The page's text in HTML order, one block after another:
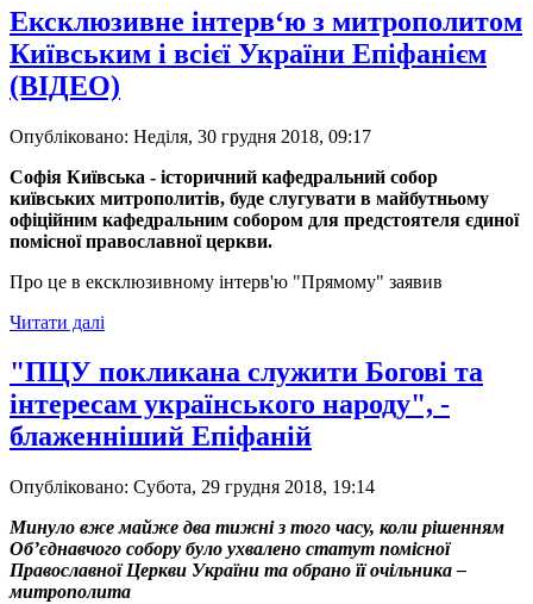
Ексклюзивне інтерв‘ю з митрополитом
Київським і всієї України Епіфанієм
(ВІДЕО)
Опубліковано: Неділя, 30 грудня 2018, 09:17
Софія Київська - історичний кафедральний собор
київських митрополитів, буде слугувати в майбутньому
офіційним кафедральним собором для предстоятеля єдиної
помісної православної церкви.
Про це в ексклюзивному інтерв'ю "Прямому" заявив
Читати далі
"ПЦУ покликана служити Богові та
інтересам українського народу", -
блаженніший Епіфаній
Опубліковано: Субота, 29 грудня 2018, 19:14
Минуло вже майже два тижні з того часу, коли рішенням
Об’єднавчого собору було ухвалено статут помісної
Православної Церкви України та обрано її очільника –
митрополита